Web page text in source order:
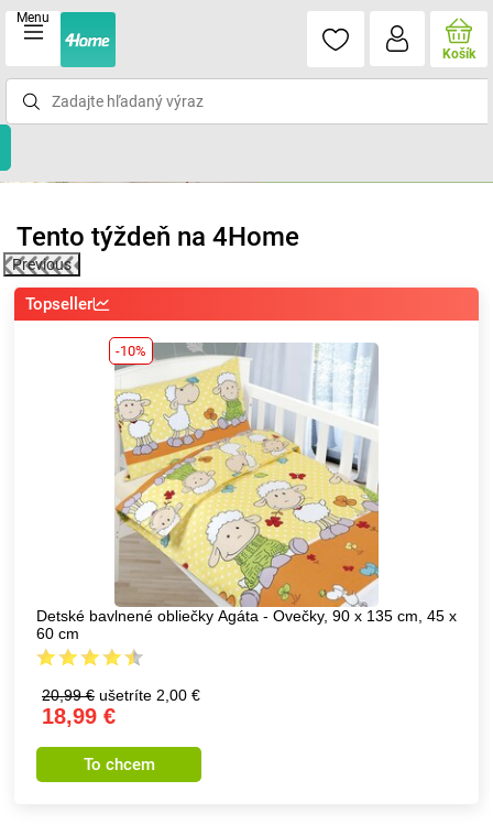
Menu
Košík
Tento týždeň na 4Home
Previous
Topseller
-10%
Detské bavlnené obliečky Agáta - Ovečky, 90 x 135 cm, 45 x
60 cm
20,99 € ušetríte 2,00 €
18,99 €
To chcem